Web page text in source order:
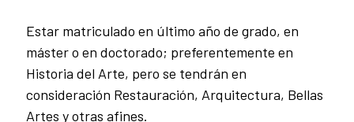
Estar matriculado en último año de grado, en
máster o en doctorado; preferentemente en
Historia del Arte, pero se tendrán en
consideración Restauración, Arquitectura, Bellas
Artes y otras afines.